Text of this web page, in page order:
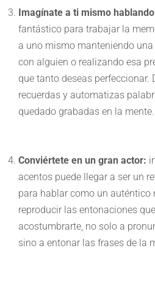
Imagínate a ti mismo
fantástico para trabajar la
a uno mismo manteniendo una
con alguien o realizando esa
que tanto deseas perfeccionar.
recuerdas y automatizas
quedado grabadas en la mente.
Conviértete en un gran actor:
acentos puede llegar a ser un
para hablar como un auténtico
reproducir las entonaciones
acostumbrarte, no solo a
sino a entonar las frases de la